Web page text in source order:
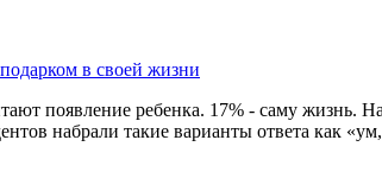
в своей жизни
появление ребенка. 17% - саму жизнь.
набрали такие варианты ответа как